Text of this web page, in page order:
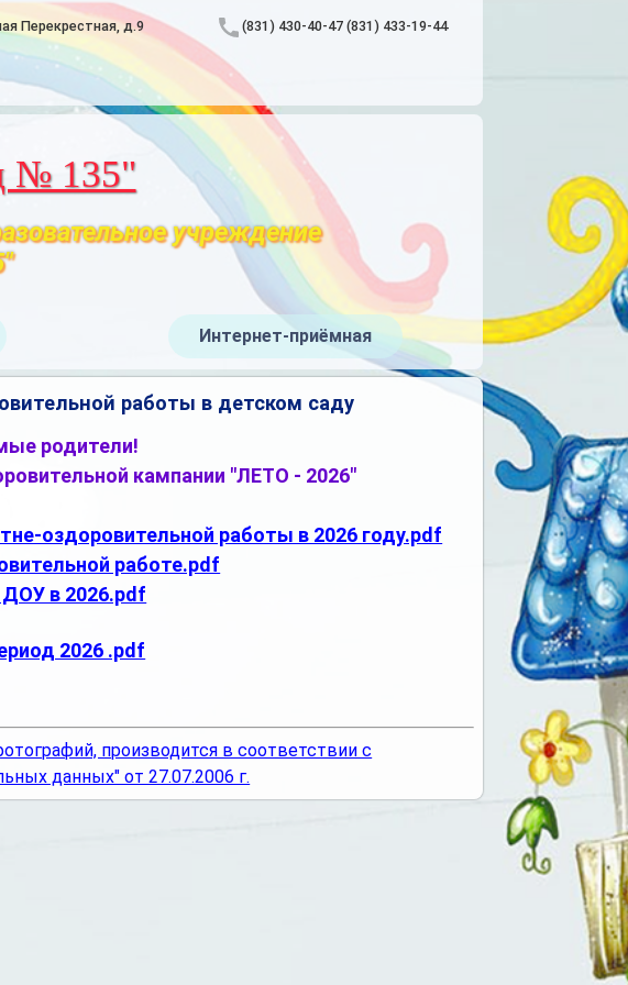
Перекрестная, д.9 (831) 430-40-47 (831) 433-19-44
№ 135"
учреждение
Интернет-приёмная
работы в детском саду
родители!
кампании "ЛЕТО - 2026"
оздоровительной работы в 2026 году.pdf
работе.pdf
в 2026.pdf
2026 .pdf
производится в соответствии с
данных" от 27.07.2006 г.